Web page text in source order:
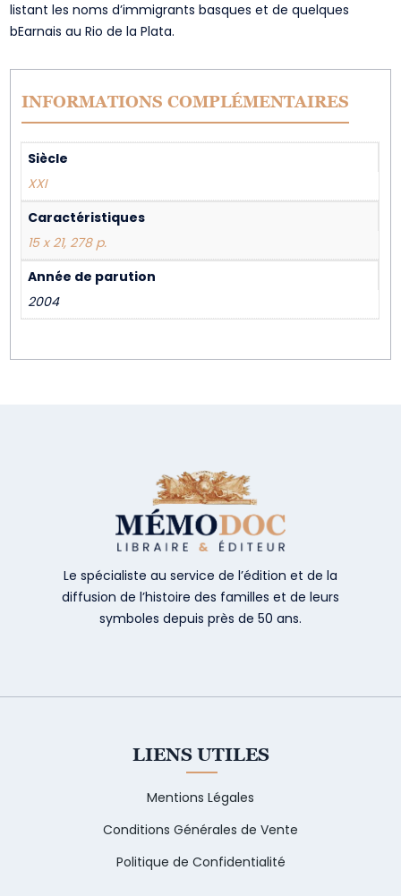
listant les noms d’immigrants basques et de quelques
bEarnais au Rio de la Plata.
INFORMATIONS COMPLÉMENTAIRES
Siècle
XXI
Caractéristiques
15 x 21, 278 p.
Année de parution
2004
Le spécialiste au service de l’édition et de la
diffusion de l’histoire des familles et de leurs
symboles depuis près de 50 ans.
LIENS UTILES
Mentions Légales
Conditions Générales de Vente
Politique de Confidentialité